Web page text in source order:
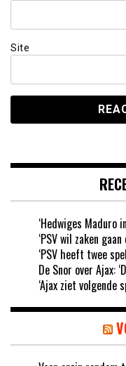
Site
‘Hedwiges Maduro
‘PSV wil zaken
‘PSV heeft twee
De Snor over Ajax:
‘Ajax ziet volgende